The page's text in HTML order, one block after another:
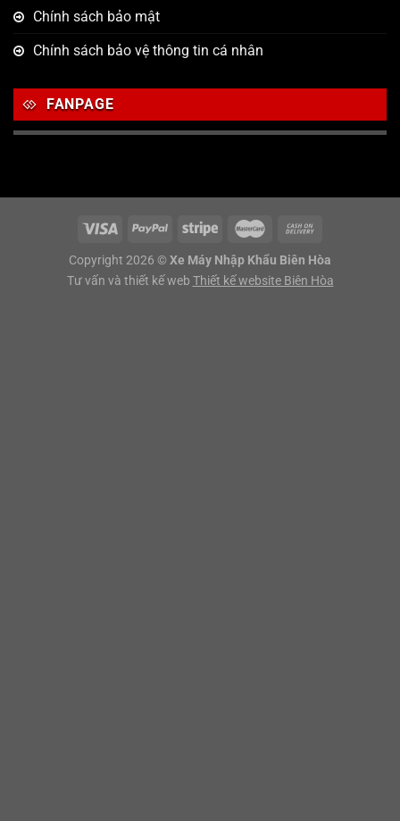
Chính sách bảo mật
Chính sách bảo vệ thông tin cá nhân
FANPAGE
Copyright 2026 © Xe Máy Nhập Khẩu Biên Hòa
Tư vấn và thiết kế web Thiết kế website Biên Hòa